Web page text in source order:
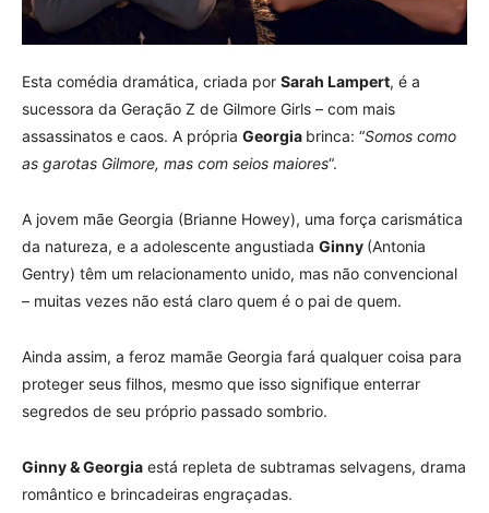
Esta comédia dramática, criada por Sarah Lampert, é a
sucessora da Geração Z de Gilmore Girls – com mais
assassinatos e caos. A própria Georgia brinca: “Somos como
as garotas Gilmore, mas com seios maiores“.
A jovem mãe Georgia (Brianne Howey), uma força carismática
da natureza, e a adolescente angustiada Ginny (Antonia
Gentry) têm um relacionamento unido, mas não convencional
– muitas vezes não está claro quem é o pai de quem.
Ainda assim, a feroz mamãe Georgia fará qualquer coisa para
proteger seus filhos, mesmo que isso signifique enterrar
segredos de seu próprio passado sombrio.
Ginny & Georgia está repleta de subtramas selvagens, drama
romântico e brincadeiras engraçadas.